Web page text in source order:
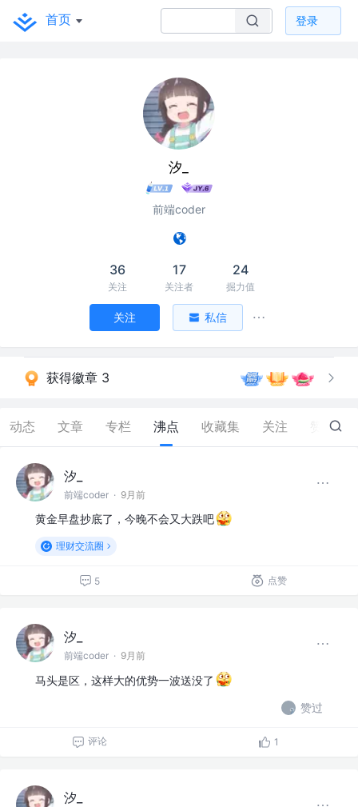
首页 登录
汐_
前端coder
36
关注
17
关注者
24
掘力值
关注 私信
获得徽章 3
动态 文章 专栏 沸点 收藏集 关注 458
汐_
前端coder · 9月前
黄金早盘抄底了，今晚不会又大跌吧
理财交流圈
5 点赞
汐_
前端coder · 9月前
马头是区，这样大的优势一波送没了
赞过
评论 1
汐_